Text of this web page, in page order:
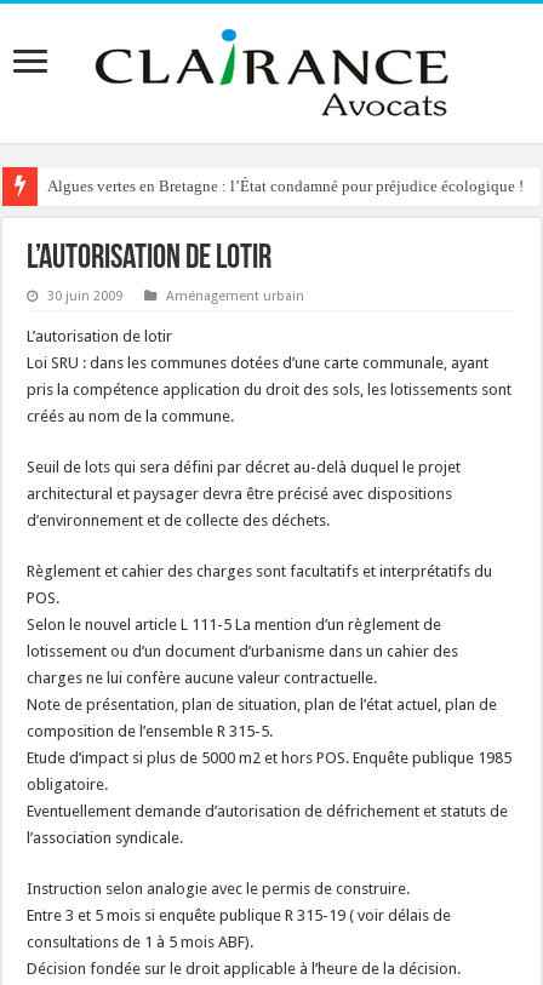
Algues vertes en Bretagne : l’État condamné pour préjudice écologique !
L’autorisation de lotir
30 juin 2009 Aménagement urbain
L’autorisation de lotir
Loi SRU : dans les communes dotées d’une carte communale, ayant
pris la compétence application du droit des sols, les lotissements sont
créés au nom de la commune.
Seuil de lots qui sera défini par décret au-delà duquel le projet
architectural et paysager devra être précisé avec dispositions
d’environnement et de collecte des déchets.
Règlement et cahier des charges sont facultatifs et interprétatifs du
POS.
Selon le nouvel article L 111-5 La mention d’un règlement de
lotissement ou d’un document d’urbanisme dans un cahier des
charges ne lui confère aucune valeur contractuelle.
Note de présentation, plan de situation, plan de l’état actuel, plan de
composition de l’ensemble R 315-5.
Etude d’impact si plus de 5000 m2 et hors POS. Enquête publique 1985
obligatoire.
Eventuellement demande d’autorisation de défrichement et statuts de
l’association syndicale.
Instruction selon analogie avec le permis de construire.
Entre 3 et 5 mois si enquête publique R 315-19 ( voir délais de
consultations de 1 à 5 mois ABF).
Décision fondée sur le droit applicable à l’heure de la décision.